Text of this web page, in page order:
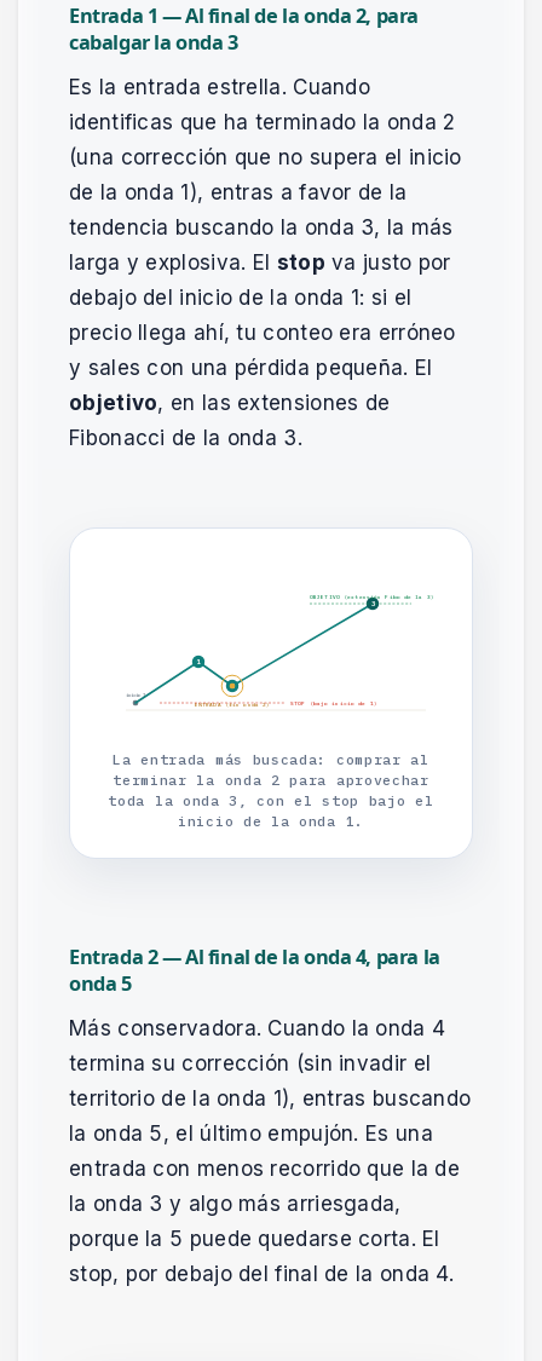
Entrada 1 — Al final de la onda 2, para
cabalgar la onda 3
Es la entrada estrella. Cuando
identificas que ha terminado la onda 2
(una corrección que no supera el inicio
de la onda 1), entras a favor de la
tendencia buscando la onda 3, la más
larga y explosiva. El stop va justo por
debajo del inicio de la onda 1: si el
precio llega ahí, tu conteo era erróneo
y sales con una pérdida pequeña. El
objetivo, en las extensiones de
Fibonacci de la onda 3.
inicio 1
1
2
3
ENTRADA (fin onda 2) STOP (bajo inicio de 1)
OBJETIVO (extensión Fibo de la 3)
La entrada más buscada: comprar al
terminar la onda 2 para aprovechar
toda la onda 3, con el stop bajo el
inicio de la onda 1.
Entrada 2 — Al final de la onda 4, para la
onda 5
Más conservadora. Cuando la onda 4
termina su corrección (sin invadir el
territorio de la onda 1), entras buscando
la onda 5, el último empujón. Es una
entrada con menos recorrido que la de
la onda 3 y algo más arriesgada,
porque la 5 puede quedarse corta. El
stop, por debajo del final de la onda 4.